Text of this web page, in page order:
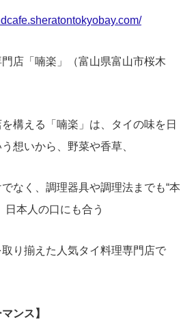
店「喃楽」（富山県富山市桜木
る「喃楽」は、タイの味を日
想いから、野菜や香草、
、調理器具や調理法までも“本
日本人の口にも合う
えた人気タイ料理専門店で
ンス】